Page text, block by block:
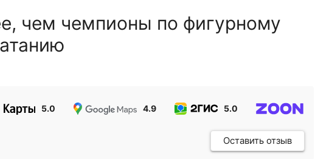
чем чемпионы по фигурному
5.0 4.9 5.0
Оставить отзыв